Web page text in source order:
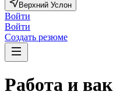
Верхний Услон
Войти
Войти
Создать резюме
Работа и